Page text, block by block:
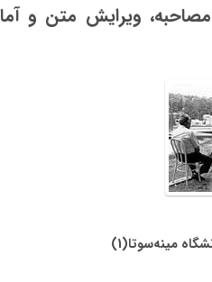
مصاحبه، ویرایش متن و
مینه‌سوتا(1)